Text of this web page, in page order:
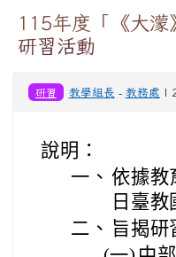
115年度「《大濛
研習活動
研習 教學組長 - 教務處 |
說明：
一、 依據教
日臺
二、 旨揭研